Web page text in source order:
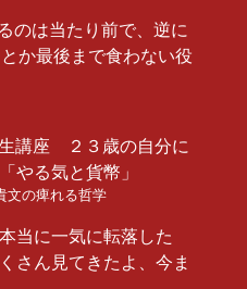
のは当たり前で、逆に
とか最後まで食わない役
講座 ２３歳の自分に
る気と貨幣」
文の痺れる哲学
当に一気に転落した
さん見てきたよ、今ま